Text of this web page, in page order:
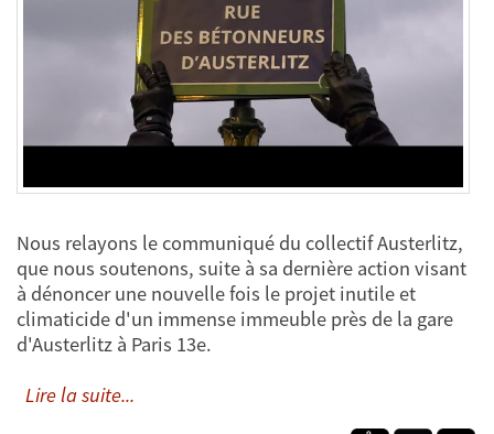
Nous relayons le communiqué du collectif Austerlitz,
que nous soutenons, suite à sa dernière action visant
à dénoncer une nouvelle fois le projet inutile et
climaticide d'un immense immeuble près de la gare
d'Austerlitz à Paris 13e.
Lire la suite...